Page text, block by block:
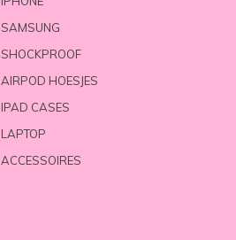
SAMSUNG
SHOCKPROOF
AIRPOD HOESJES
IPAD CASES
LAPTOP
ACCESSOIRES